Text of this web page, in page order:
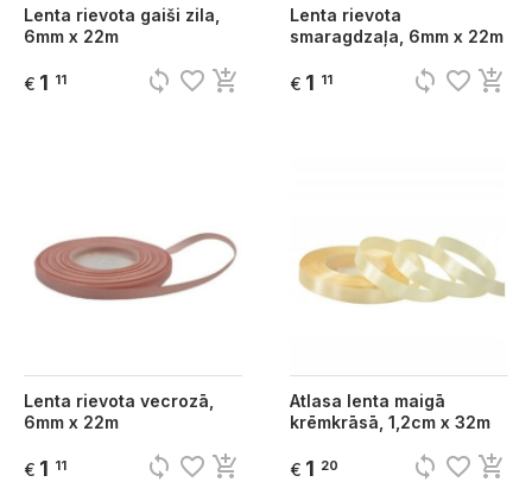
Lenta rievota gaiši zila,
6mm x 22m
€ 1 11 sync favorite_border add_shopping_cart
Lenta rievota
smaragdzaļa, 6mm x 22m
€ 1 11 sync favorite_border add_shopping_cart
Lenta rievota vecrozā,
6mm x 22m
€ 1 11 sync favorite_border add_shopping_cart
Atlasa lenta maigā
krēmkrāsā, 1,2cm x 32m
€ 1 20 sync favorite_border add_shopping_cart